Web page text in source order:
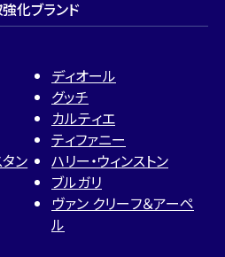
化ブランド
ン
ディオール
グッチ
カルティエ
ティファニー
ハリー・ウィンストン
ブルガリ
ヴァン クリーフ＆アーペ
ル